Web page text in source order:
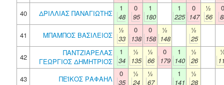
40
ΔΡΙΛΛΙΑΣ ΠΑΝΑΓΙΩΤΗΣ
1
48
0
95
1
180
1
225
0
147
½
56
0
41
ΜΠΑΜΠΟΣ ΒΑΣΙΛΕΙΟΣ
½
33
0
138
0
158
½
148
½
25
42
ΠΑΝΤΖΙΑΡΕΛΑΣ
ΓΕΩΡΓΙΟΣ ΔΗΜΗΤΡΙΟΣ
1
34
½
135
½
66
0
179
1
140
½
26
43
ΠΕΪΚΟΣ ΡΑΦΑΗΛ
0
35
½
24
½
67
1
141
½
28